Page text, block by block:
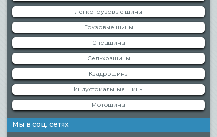
Легкогрузовые шины
Грузовые шины
Спецшины
Сельхозшины
Квадрошины
Индустриальные шины
Мотошины
Мы в соц. сетях